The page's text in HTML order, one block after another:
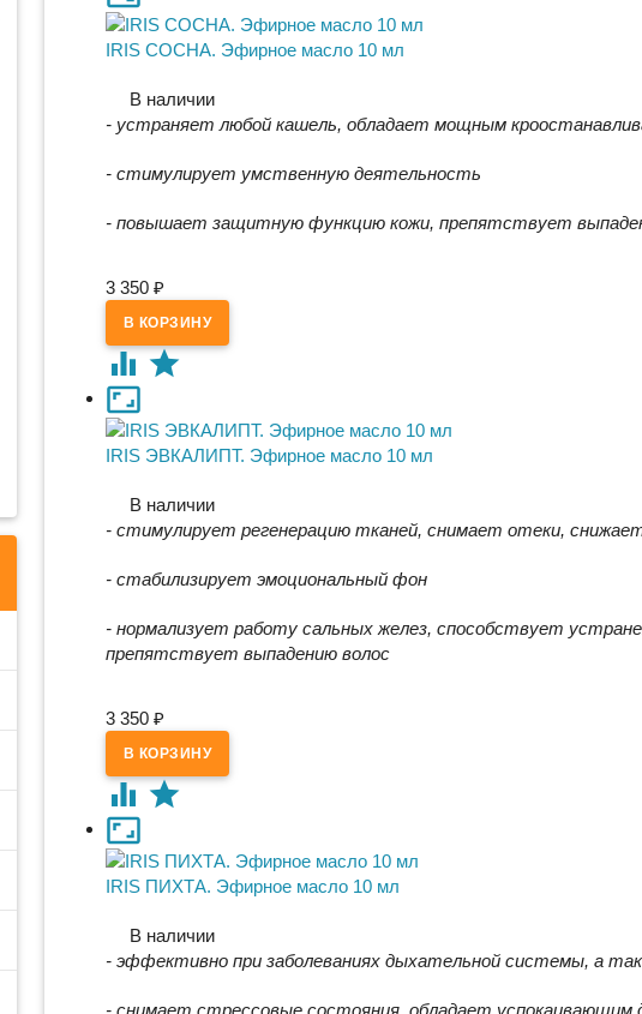
IRIS СОСНА. Эфирное масло 10 мл
В наличии
- устраняет любой кашель, обладает мощным
- стимулирует умственную деятельность
- повышает защитную функцию кожи, препятствует
3 350 ₽
IRIS ЭВКАЛИПТ. Эфирное масло 10 мл
В наличии
- стимулирует регенерацию тканей, снимает отеки, снижает
- стабилизирует эмоциональный фон
- нормализует работу сальных желез, способствует
препятствует выпадению волос
3 350 ₽
IRIS ПИХТА. Эфирное масло 10 мл
В наличии
- эффективно при заболеваниях дыхательной системы, а